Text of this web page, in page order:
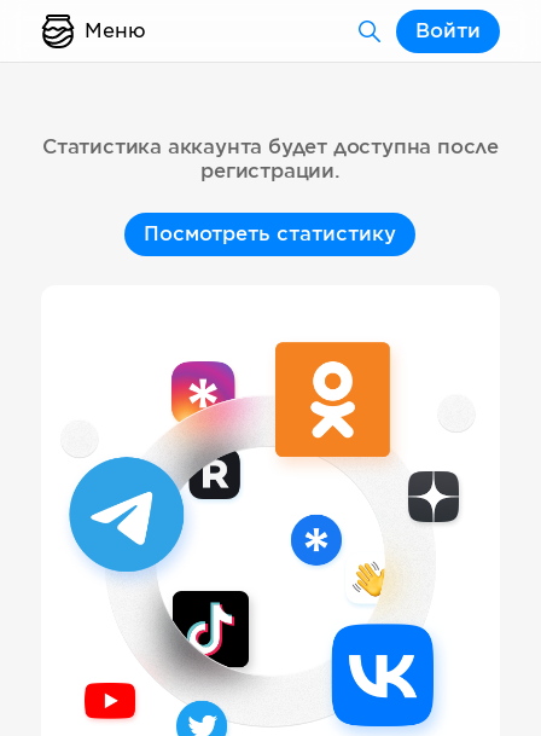
Меню Войти
Статистика аккаунта будет доступна после
регистрации.
Посмотреть статистику